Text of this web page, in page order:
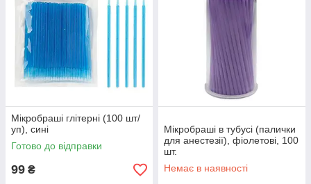
Мікробраші глітерні (100 шт/
уп), сині
Готово до відправки
99 ₴
Мікробраші в тубусі (палички
для анестезії), фіолетові, 100
шт.
Немає в наявності